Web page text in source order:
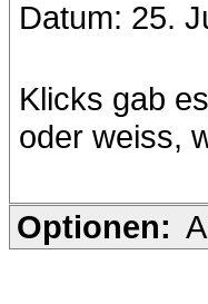
Datum: 25.
Klicks gab
oder weiss,
Optionen: